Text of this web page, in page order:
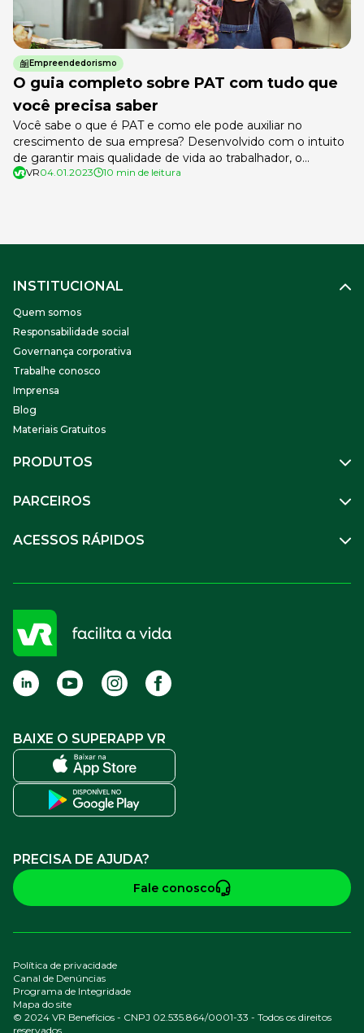
Empreendedorismo
O guia completo sobre PAT com tudo que
você precisa saber
Você sabe o que é PAT e como ele pode auxiliar no
crescimento de sua empresa? Desenvolvido com o intuito
de garantir mais qualidade de vida ao trabalhador, o
Programa de Alimentação é um mecanismo importante.
VR04.01.2023 10 min de leitura
INSTITUCIONAL
Quem somos
Responsabilidade social
Governança corporativa
Trabalhe conosco
Imprensa
Blog
Materiais Gratuitos
PRODUTOS
Benefícios
Soluções Financeiras
Compre Online
PARCEIROS
Parceiro VR
APP VR Estabelecimentos
ACESSOS RÁPIDOS
Sou empresa
FAQ
Termos de Uso
BAIXE O SUPERAPP VR
PRECISA DE AJUDA?
Fale conosco
© 2024 VR Benefícios - CNPJ 02.535.864/0001-33 - Todos os direitos
reservados
Política de privacidade
Canal de Denúncias
Programa de Integridade
Mapa do site